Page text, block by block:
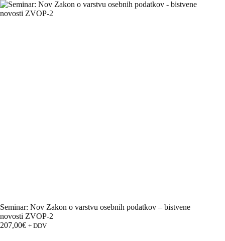
Skip
to
Seminar: Nov Zakon o varstvu osebnih podatkov – bistvene
novosti ZVOP-2
207,00€ + DDV